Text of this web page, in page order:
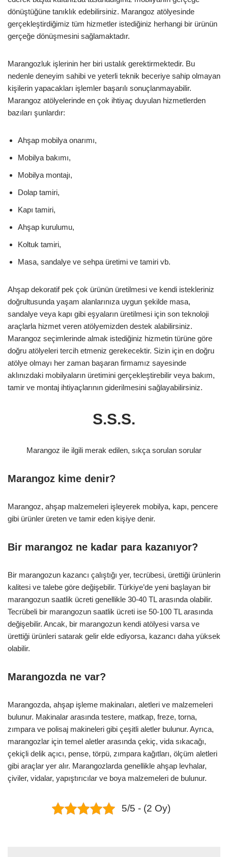
dönüştüğüne tanıklık edebilirsiniz. Marangoz atölyesinde
gerçekleştirdiğimiz tüm hizmetler istediğiniz herhangi bir ürünün
gerçeğe dönüşmesini sağlamaktadır.
Marangozluk işlerinin her biri ustalık gerektirmektedir. Bu
nedenle deneyim sahibi ve yeterli teknik beceriye sahip olmayan
kişilerin yapacakları işlemler başarılı sonuçlanmayabilir.
Marangoz atölyelerinde en çok ihtiyaç duyulan hizmetlerden
bazıları şunlardır:
Ahşap mobilya onarımı,
Mobilya bakımı,
Mobilya montajı,
Dolap tamiri,
Kapı tamiri,
Ahşap kurulumu,
Koltuk tamiri,
Masa, sandalye ve sehpa üretimi ve tamiri vb.
Ahşap dekoratif pek çok ürünün üretilmesi ve kendi istekleriniz
doğrultusunda yaşam alanlarınıza uygun şekilde masa,
sandalye veya kapı gibi eşyaların üretilmesi için son teknoloji
araçlarla hizmet veren atölyemizden destek alabilirsiniz.
Marangoz seçimlerinde almak istediğiniz hizmetin türüne göre
doğru atölyeleri tercih etmeniz gerekecektir. Sizin için en doğru
atölye olmayı her zaman başaran firmamız sayesinde
aklınızdaki mobilyaların üretimini gerçekleştirebilir veya bakım,
tamir ve montaj ihtiyaçlarının giderilmesini sağlayabilirsiniz.
S.S.S.
Marangoz ile ilgili merak edilen, sıkça sorulan sorular
Marangoz kime denir?
Marangoz, ahşap malzemeleri işleyerek mobilya, kapı, pencere
gibi ürünler üreten ve tamir eden kişiye denir.
Bir marangoz ne kadar para kazanıyor?
Bir marangozun kazancı çalıştığı yer, tecrübesi, ürettiği ürünlerin
kalitesi ve talebe göre değişebilir. Türkiye’de yeni başlayan bir
marangozun saatlik ücreti genellikle 30-40 TL arasında olabilir.
Tecrübeli bir marangozun saatlik ücreti ise 50-100 TL arasında
değişebilir. Ancak, bir marangozun kendi atölyesi varsa ve
ürettiği ürünleri satarak gelir elde ediyorsa, kazancı daha yüksek
olabilir.
Marangozda ne var?
Marangozda, ahşap işleme makinaları, aletleri ve malzemeleri
bulunur. Makinalar arasında testere, matkap, freze, torna,
zımpara ve polisaj makineleri gibi çeşitli aletler bulunur. Ayrıca,
marangozlar için temel aletler arasında çekiç, vida sıkacağı,
çekiçli delik açıcı, pense, törpü, zımpara kağıtları, ölçüm aletleri
gibi araçlar yer alır. Marangozlarda genellikle ahşap levhalar,
çiviler, vidalar, yapıştırıcılar ve boya malzemeleri de bulunur.
5/5 - (2 Oy)